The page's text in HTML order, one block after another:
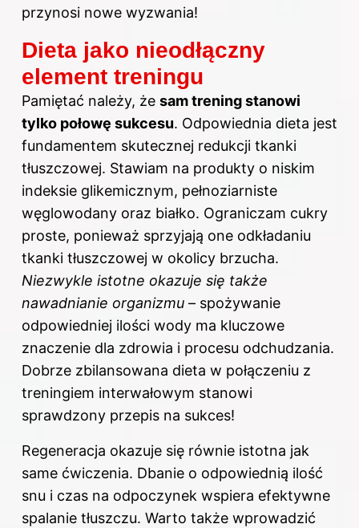
przynosi nowe wyzwania!
Dieta jako nieodłączny
element treningu
Pamiętać należy, że sam trening stanowi
tylko połowę sukcesu. Odpowiednia dieta jest
fundamentem skutecznej redukcji tkanki
tłuszczowej. Stawiam na produkty o niskim
indeksie glikemicznym, pełnoziarniste
węglowodany oraz białko. Ograniczam cukry
proste, ponieważ sprzyjają one odkładaniu
tkanki tłuszczowej w okolicy brzucha.
Niezwykle istotne okazuje się także
nawadnianie organizmu – spożywanie
odpowiedniej ilości wody ma kluczowe
znaczenie dla zdrowia i procesu odchudzania.
Dobrze zbilansowana dieta w połączeniu z
treningiem interwałowym stanowi
sprawdzony przepis na sukces!
Regeneracja okazuje się równie istotna jak
same ćwiczenia. Dbanie o odpowiednią ilość
snu i czas na odpoczynek wspiera efektywne
spalanie tłuszczu. Warto także wprowadzić